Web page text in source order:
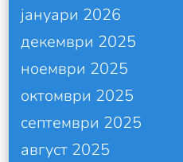
јануари 2026
декември 2025
ноември 2025
октомври 2025
септември 2025
август 2025